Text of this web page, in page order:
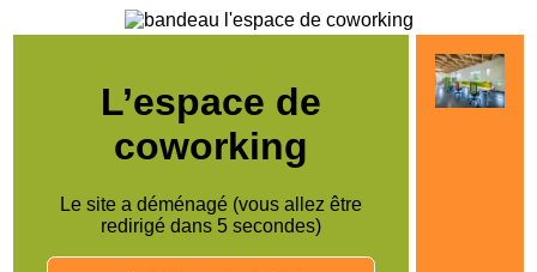
L’espace de
coworking
Le site a déménagé (vous allez être
redirigé dans 5 secondes)